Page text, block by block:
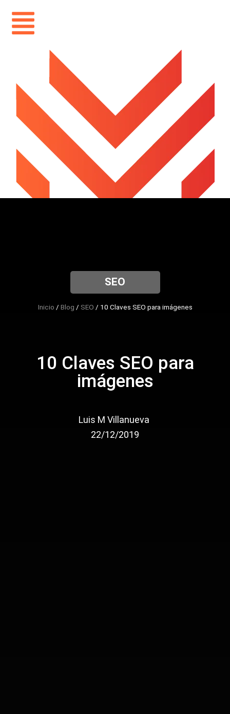
SEO
Inicio / Blog / SEO / 10 Claves SEO para imágenes
10 Claves SEO para
imágenes
Luis M Villanueva
22/12/2019